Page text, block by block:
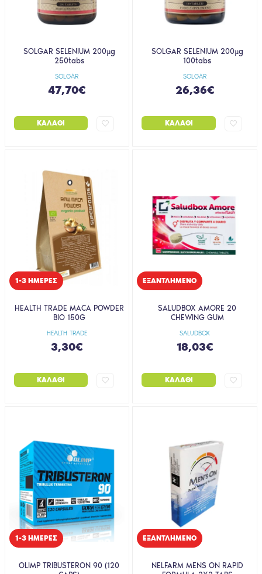
SOLGAR
SOLGAR SELENIUM 200µg
250tabs
47,70€
ΚΑΛΆΘΙ
SOLGAR
SOLGAR SELENIUM 200µg
100tabs
26,36€
ΚΑΛΆΘΙ
1-3 ΗΜΈΡΕΣ
HEALTH TRADE
HEALTH TRADE MACA POWDER
BIO 150G
3,30€
ΚΑΛΆΘΙ
EΞΑΝΤΛΗΜΈΝΟ
SALUDBOX
SALUDBOX AMORE 20
CHEWING GUM
18,03€
ΚΑΛΆΘΙ
1-3 ΗΜΈΡΕΣ
OLIMP TRIBUSTERON 90 (120
EΞΑΝΤΛΗΜΈΝΟ
NELFARM MENS ON RAPID